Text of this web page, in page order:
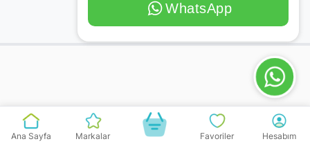
Ana Sayfa Markalar Favoriler Hesabım
WhatsApp